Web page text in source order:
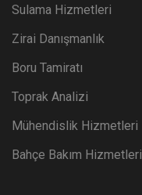
Sulama Hizmetleri
Zirai Danışmanlık
Boru Tamiratı
Toprak Analizi
Mühendislik Hizmetleri
Bahçe Bakım Hizmetleri